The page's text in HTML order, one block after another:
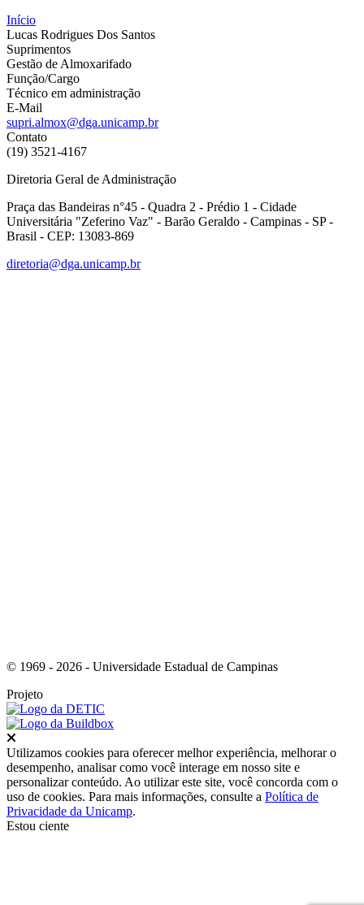
Início
Lucas Rodrigues Dos Santos
Suprimentos
Gestão de Almoxarifado
Função/Cargo
Técnico em administração
E-Mail
supri.almox@dga.unicamp.br
Contato
(19) 3521-4167
Diretoria Geral de Administração
Praça das Bandeiras n°45 - Quadra 2 - Prédio 1 - Cidade
Universitária "Zeferino Vaz" - Barão Geraldo - Campinas - SP -
Brasil - CEP: 13083-869
diretoria@dga.unicamp.br
© 1969 - 2026 - Universidade Estadual de Campinas
Projeto
Utilizamos cookies para oferecer melhor experiência, melhorar o
desempenho, analisar como você interage em nosso site e
personalizar conteúdo. Ao utilizar este site, você concorda com o
uso de cookies. Para mais informações, consulte a Política de
Privacidade da Unicamp.
Estou ciente